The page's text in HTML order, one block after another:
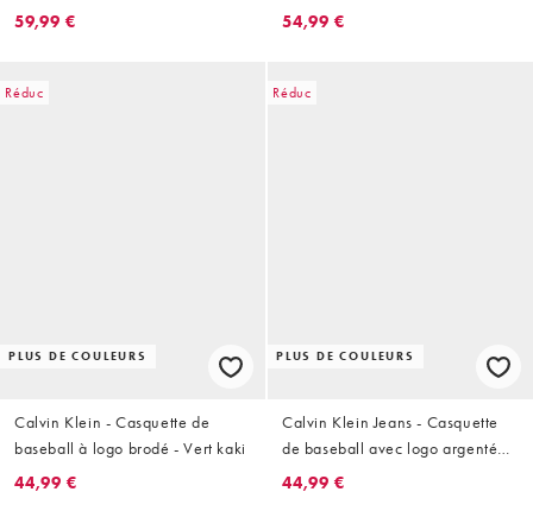
chocolat
59,99 €
54,99 €
Réduc
PLUS DE COULEURS
Calvin Klein - Casquette de
baseball à logo brodé - Vert kaki
44,99 €
Réduc
PLUS DE COULEURS
Calvin Klein Jeans - Casquette
de baseball avec logo argenté
brodé - Crème
44,99 €